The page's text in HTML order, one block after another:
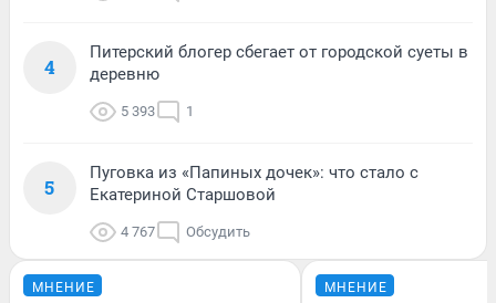
4
Питерский блогер сбегает от городской суеты в
деревню
5 393 1
5
Пуговка из «Папиных дочек»: что стало с
Екатериной Старшовой
4 767 Обсудить
МНЕНИЕ МНЕНИЕ